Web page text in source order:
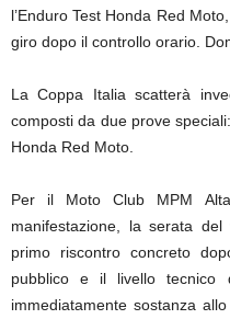
l’Enduro Test Honda Red
giro dopo il controllo orario.
La Coppa Italia scatterà
composti da due prove
Honda Red Moto.
Per il Moto Club MPM
manifestazione, la serata
primo riscontro concreto
pubblico e il livello tecnico
immediatamente sostanza